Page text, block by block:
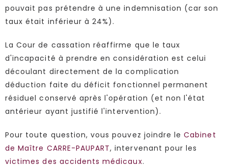
pouvait pas prétendre à une indemnisation (car son
taux était inférieur à 24%).
La Cour de cassation réaffirme que le taux
d'incapacité à prendre en considération est celui
découlant directement de la complication
déduction faite du déficit fonctionnel permanent
résiduel conservé après l'opération (et non l'état
antérieur ayant justifié l'intervention).
Pour toute question, vous pouvez joindre leCabinet
de Maître CARRE-PAUPART, intervenant pour les
victimes des accidents médicaux.